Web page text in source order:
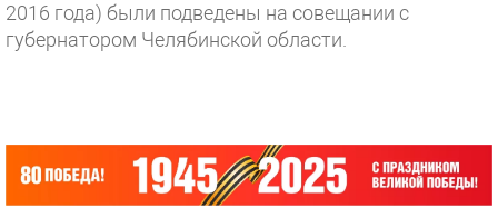
2016 года) были подведены на совещании с
губернатором Челябинской области.